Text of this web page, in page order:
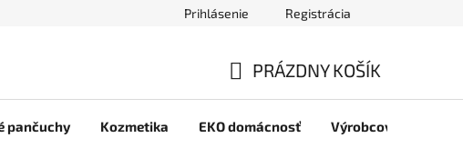
Prihlásenie Registrácia
KOŠÍK
PRÁZDNY KOŠÍK
pančuchy Kozmetika EKO domácnosť Výrobcovia